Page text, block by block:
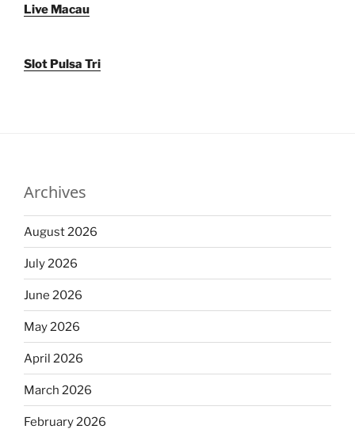
Live Macau
Slot Pulsa Tri
Archives
August 2026
July 2026
June 2026
May 2026
April 2026
March 2026
February 2026